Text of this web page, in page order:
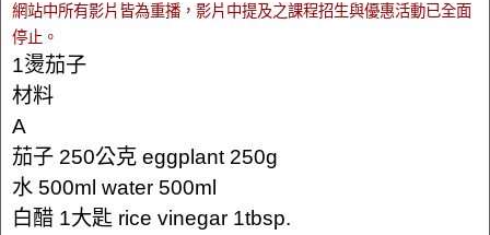
網站中所有影片皆為重播，影片中提及之課程招生與優惠活動已全面
停止。
1燙茄子
材料
A
茄子 250公克 eggplant 250g
水 500ml water 500ml
白醋 1大匙 rice vinegar 1tbsp.